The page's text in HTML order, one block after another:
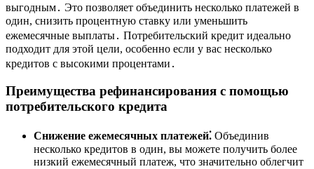
выгодным․ Это позволяет объединить несколько платежей в
один, снизить процентную ставку или уменьшить
ежемесячные выплаты․ Потребительский кредит идеально
подходит для этой цели, особенно если у вас несколько
кредитов с высокими процентами․
Преимущества рефинансирования с помощью
потребительского кредита
Снижение ежемесячных платежей⁚ Объединив
несколько кредитов в один, вы можете получить более
низкий ежемесячный платеж, что значительно облегчит